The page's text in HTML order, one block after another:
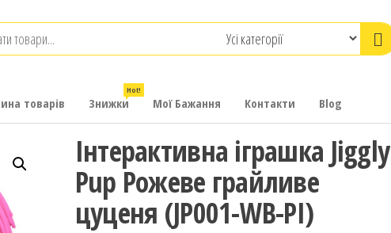
товарів Знижки
Hot!
Мої Бажання Контакти Blog
Інтерактивна іграшка Jiggly
Pup Рожеве грайливе
цуценя (JP001-WB-PI)